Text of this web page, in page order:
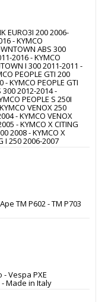
EURO3I 200 2006-
- KYMCO
ABS 300
2016 - KYMCO
I 300 2011-2011 -
PEOPLE GTI 200
- KYMCO PEOPLE GTI
300 2012-2014 -
PEOPLE S 250I
VENOX 250
- KYMCO VENOX
- KYMCO X CITING
2008 - KYMCO X
I 250 2006-2007
TM P602 - TM P703
Vespa PXE
- Made in Italy